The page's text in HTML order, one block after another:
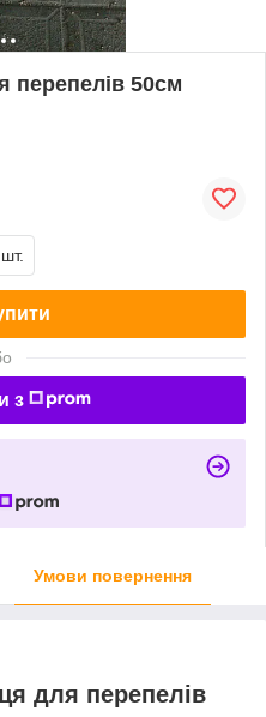
перепелів 50см
з
Умови повернення
для перепелів